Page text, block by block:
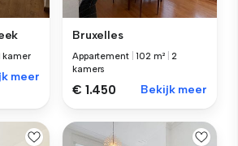
kamer
meer
Bruxelles
Appartement |102 m² |2
kamers
€ 1.450 Bekijk meer